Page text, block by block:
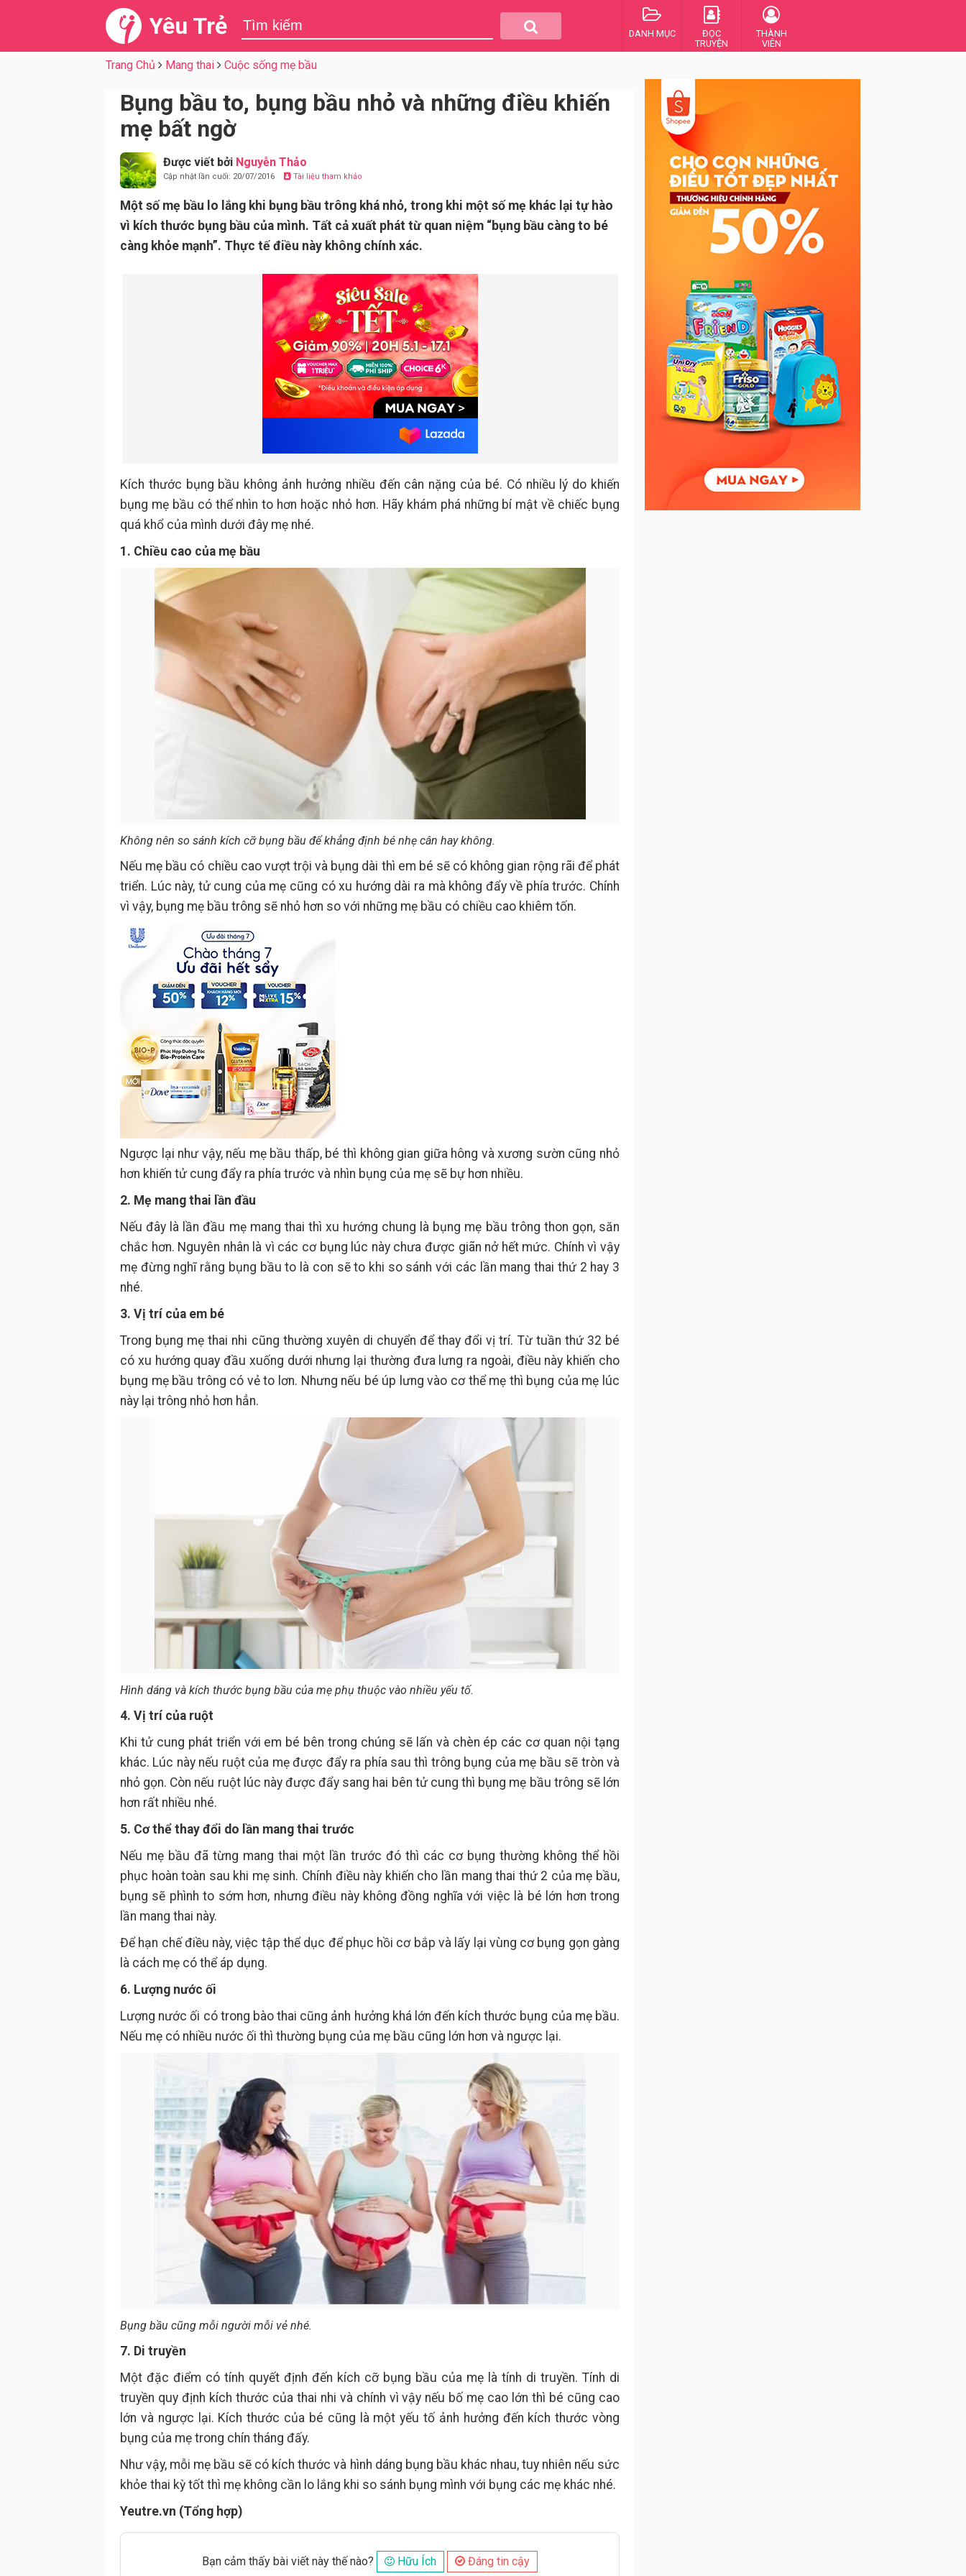
Yêu Trẻ DANH MỤC
ĐỌC
TRUYỆN
THÀNH
VIÊN
Trang Chủ Mang thai Cuộc sống mẹ bầu
Bụng bầu to, bụng bầu nhỏ và những điều khiến
mẹ bất ngờ
Được viết bởi Nguyễn Thảo
Cập nhật lần cuối: 20/07/2016 Tài liệu tham khảo
Một số mẹ bầu lo lắng khi bụng bầu trông khá nhỏ, trong khi một số mẹ khác lại tự hào
vì kích thước bụng bầu của mình. Tất cả xuất phát từ quan niệm “bụng bầu càng to bé
càng khỏe mạnh”. Thực tế điều này không chính xác.
Kích thước bụng bầu không ảnh hưởng nhiều đến cân nặng của bé. Có nhiều lý do khiến
bụng mẹ bầu có thể nhìn to hơn hoặc nhỏ hơn. Hãy khám phá những bí mật về chiếc bụng
quá khổ của mình dưới đây mẹ nhé.
1. Chiều cao của mẹ bầu
Không nên so sánh kích cỡ bụng bầu để khẳng định bé nhẹ cân hay không.
Nếu mẹ bầu có chiều cao vượt trội và bụng dài thì em bé sẽ có không gian rộng rãi để phát
triển. Lúc này, tử cung của mẹ cũng có xu hướng dài ra mà không đẩy về phía trước. Chính
vì vậy, bụng mẹ bầu trông sẽ nhỏ hơn so với những mẹ bầu có chiều cao khiêm tốn.
Ngược lại như vậy, nếu mẹ bầu thấp, bé thì không gian giữa hông và xương sườn cũng nhỏ
hơn khiến tử cung đẩy ra phía trước và nhìn bụng của mẹ sẽ bự hơn nhiều.
2. Mẹ mang thai lần đầu
Nếu đây là lần đầu mẹ mang thai thì xu hướng chung là bụng mẹ bầu trông thon gọn, săn
chắc hơn. Nguyên nhân là vì các cơ bụng lúc này chưa được giãn nở hết mức. Chính vì vậy
mẹ đừng nghĩ rằng bụng bầu to là con sẽ to khi so sánh với các lần mang thai thứ 2 hay 3
nhé.
3. Vị trí của em bé
Trong bụng mẹ thai nhi cũng thường xuyên di chuyển để thay đổi vị trí. Từ tuần thứ 32 bé
có xu hướng quay đầu xuống dưới nhưng lại thường đưa lưng ra ngoài, điều này khiến cho
bụng mẹ bầu trông có vẻ to lơn. Nhưng nếu bé úp lưng vào cơ thể mẹ thì bụng của mẹ lúc
này lại trông nhỏ hơn hẳn.
Hình dáng và kích thước bụng bầu của mẹ phụ thuộc vào nhiều yếu tố.
4. Vị trí của ruột
Khi tử cung phát triển với em bé bên trong chúng sẽ lấn và chèn ép các cơ quan nội tạng
khác. Lúc này nếu ruột của mẹ được đẩy ra phía sau thì trông bụng của mẹ bầu sẽ tròn và
nhỏ gọn. Còn nếu ruột lúc này được đẩy sang hai bên tử cung thì bụng mẹ bầu trông sẽ lớn
hơn rất nhiều nhé.
5. Cơ thể thay đổi do lần mang thai trước
Nếu mẹ bầu đã từng mang thai một lần trước đó thì các cơ bụng thường không thể hồi
phục hoàn toàn sau khi mẹ sinh. Chính điều này khiến cho lần mang thai thứ 2 của mẹ bầu,
bụng sẽ phình to sớm hơn, nhưng điều này không đồng nghĩa với việc là bé lớn hơn trong
lần mang thai này.
Để hạn chế điều này, việc tập thể dục để phục hồi cơ bắp và lấy lại vùng cơ bụng gọn gàng
là cách mẹ có thể áp dụng.
6. Lượng nước ối
Lượng nước ối có trong bào thai cũng ảnh hưởng khá lớn đến kích thước bụng của mẹ bầu.
Nếu mẹ có nhiều nước ối thì thường bụng của mẹ bầu cũng lớn hơn và ngược lại.
Bụng bầu cũng mỗi người mỗi vẻ nhé.
7. Di truyền
Một đặc điểm có tính quyết định đến kích cỡ bụng bầu của mẹ là tính di truyền. Tính di
truyền quy định kích thước của thai nhi và chính vì vậy nếu bố mẹ cao lớn thì bé cũng cao
lớn và ngược lại. Kích thước của bé cũng là một yếu tố ảnh hưởng đến kích thước vòng
bụng của mẹ trong chín tháng đấy.
Như vậy, mỗi mẹ bầu sẽ có kích thước và hình dáng bụng bầu khác nhau, tuy nhiên nếu sức
khỏe thai kỳ tốt thì mẹ không cần lo lắng khi so sánh bụng mình với bụng các mẹ khác nhé.
Yeutre.vn (Tổng hợp)
Bạn cảm thấy bài viết này thế nào? Hữu Ích Đáng tin cậy